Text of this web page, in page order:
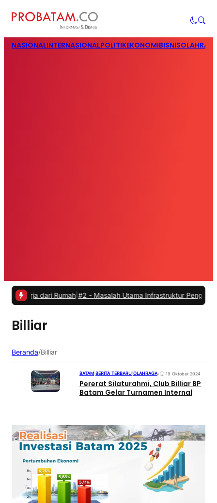
NASIONALINTERNASIONALPOLITIKEKONOMIBISNIS
dari Rumah |#2 -Masalah Utama Infrastruktur Pengisian
Billiar
Beranda/Billiar
BATAM BERITA TERBARU OLAHRAGA• 19 Oktober 2024
Pererat Silaturahmi, Club Billiar BP
Batam Gelar Turnamen Internal